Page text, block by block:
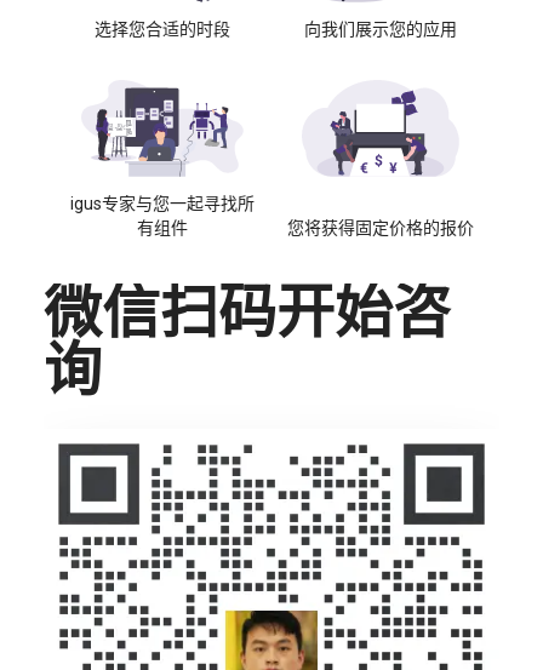
选择您合适的时段 向我们展示您的应用
igus专家与您一起寻找所
有组件
您将获得固定价格的报价
微信扫码开始咨
询